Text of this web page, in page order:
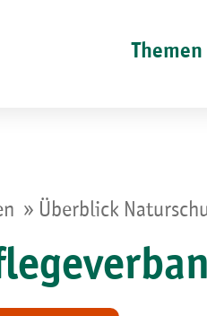
Themen
» Überblick